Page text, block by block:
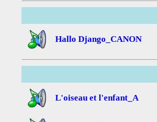
Hallo Django_CANON
L'oiseau et l'enfant_A